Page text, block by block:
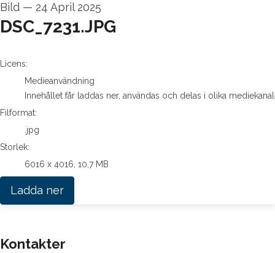
Bild — 24 April 2025
DSC_7231.JPG
go to media item
Licens:
Medieanvändning
Innehållet får laddas ner, användas och delas i olika
Filformat:
.jpg
Storlek:
6016 x 4016, 10,7 MB
Ladda ner
Kontakter